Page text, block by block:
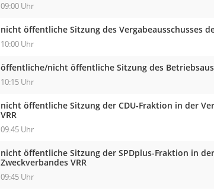
09:00 Uhr
nicht öffentliche Sitzung des Vergabeausschusses
10:00 Uhr
öffentliche/nicht öffentliche Sitzung des
10:15 Uhr
nicht öffentliche Sitzung der CDU-Fraktion in der
VRR
09:45 Uhr
nicht öffentliche Sitzung der SPDplus-Fraktion in
Zweckverbandes VRR
09:45 Uhr